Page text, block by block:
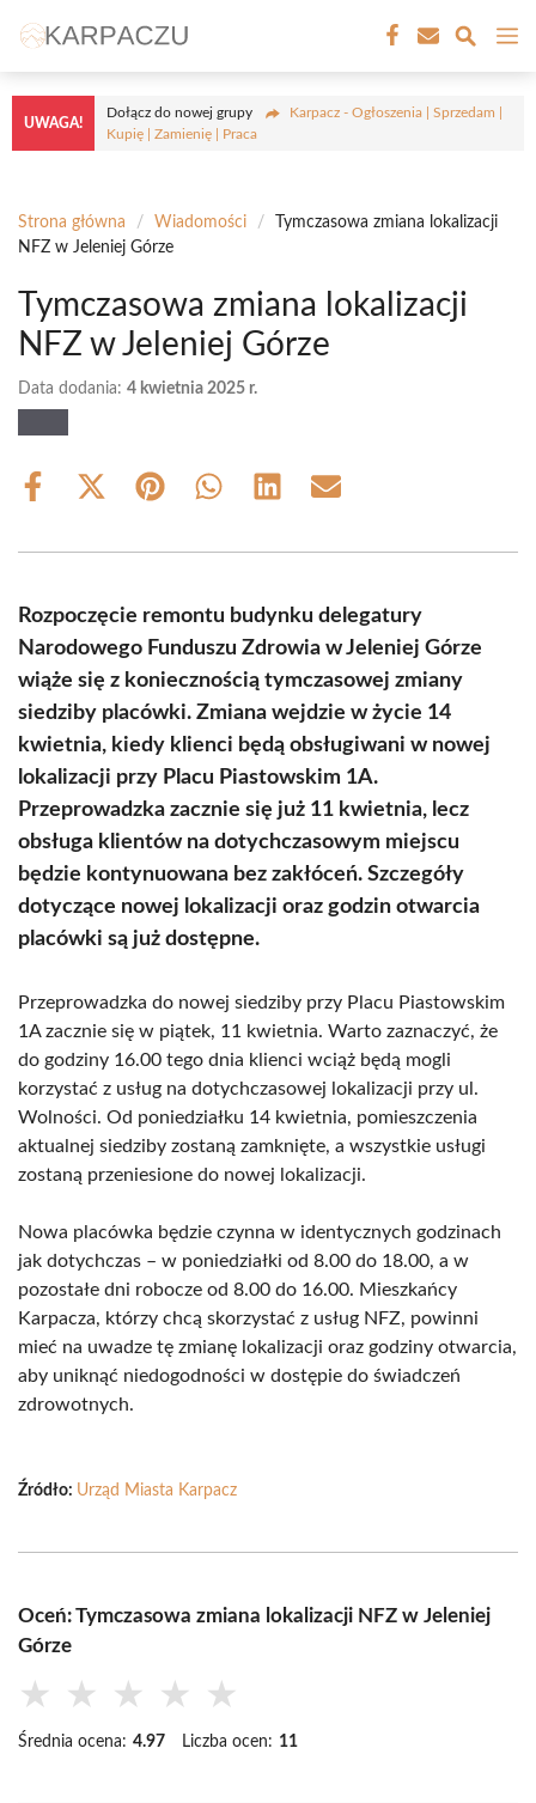
treści
UWAGA!
Dołącz do nowej grupy
Karpacz - Ogłoszenia | Sprzedam |
Kupię | Zamienię | Praca
Strona główna / Wiadomości /
Tymczasowa zmiana lokalizacji
NFZ w Jeleniej Górze
Tymczasowa zmiana lokalizacji
NFZ w Jeleniej Górze
Data dodania: 4 kwietnia 2025 r.
Share
Share
(Twitter)
Share Share Share Share
Rozpoczęcie remontu budynku delegatury
Narodowego Funduszu Zdrowia w Jeleniej Górze
wiąże się z koniecznością tymczasowej zmiany
siedziby placówki. Zmiana wejdzie w życie 14
kwietnia, kiedy klienci będą obsługiwani w nowej
lokalizacji przy Placu Piastowskim 1A.
Przeprowadzka zacznie się już 11 kwietnia, lecz
obsługa klientów na dotychczasowym miejscu
będzie kontynuowana bez zakłóceń. Szczegóły
dotyczące nowej lokalizacji oraz godzin otwarcia
placówki są już dostępne.
Przeprowadzka do nowej siedziby przy Placu Piastowskim
1A zacznie się w piątek, 11 kwietnia. Warto zaznaczyć, że
do godziny 16.00 tego dnia klienci wciąż będą mogli
korzystać z usług na dotychczasowej lokalizacji przy ul.
Wolności. Od poniedziałku 14 kwietnia, pomieszczenia
aktualnej siedziby zostaną zamknięte, a wszystkie usługi
zostaną przeniesione do nowej lokalizacji.
Nowa placówka będzie czynna w identycznych godzinach
jak dotychczas – w poniedziałki od 8.00 do 18.00, a w
pozostałe dni robocze od 8.00 do 16.00. Mieszkańcy
Karpacza, którzy chcą skorzystać z usług NFZ, powinni
mieć na uwadze tę zmianę lokalizacji oraz godziny otwarcia,
aby uniknąć niedogodności w dostępie do świadczeń
zdrowotnych.
Źródło: Urząd Miasta Karpacz
Oceń: Tymczasowa zmiana lokalizacji NFZ w Jeleniej
Górze
★ ★ ★ ★ ★
Średnia ocena: 4.97 Liczba ocen: 11